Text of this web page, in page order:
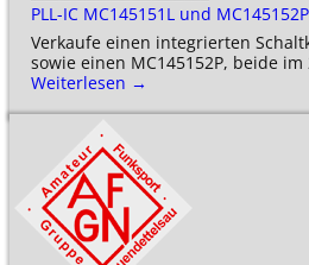
PLL-IC MC145151L und MC145152P
Verkaufe einen integrierten
sowie einen MC145152P, beide im
Weiterlesen →